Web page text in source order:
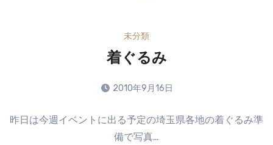
ま
だ
あ
ま
ん
未分類
着ぐるみ
2010年9月16日
メ
ン
昨日は今週イベントに出る予定の埼玉県各地の着ぐるみ準
備で写真…